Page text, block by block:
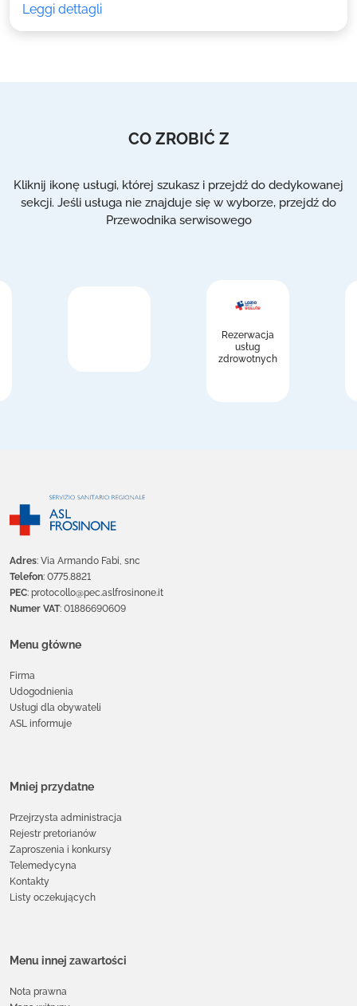
Leggi dettagli
CO ZROBIĆ Z
Kliknij ikonę usługi, której szukasz i przejdź do dedykowanej
sekcji. Jeśli usługa nie znajduje się w wyborze, przejdź do
Przewodnika serwisowego
Rezerwacja
usług
zdrowotnych
Adres: Via Armando Fabi, snc
Telefon: 0775.8821
PEC: protocollo@pec.aslfrosinone.it
Numer VAT: 01886690609
Menu główne
Firma
Udogodnienia
Usługi dla obywateli
ASL informuje
Mniej przydatne
Przejrzysta administracja
Rejestr pretorianów
Zaproszenia i konkursy
Telemedycyna
Kontakty
Listy oczekujących
Menu innej zawartości
Nota prawna